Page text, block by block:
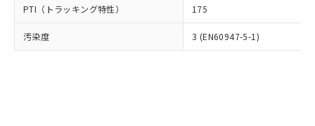
PTI（トラッキング特性） 175
汚染度 3 (EN60947-5-1)
をご了承ください。
※当社の共同利用者とは、"個人情報
の「1.共同利
用者の範囲」に記載されている法人を
EU RoHS指令（10物質）の非含有証明書
51物質の非含有証明書（当社基準）
※本証明書は発行日時点で非含有を証明す